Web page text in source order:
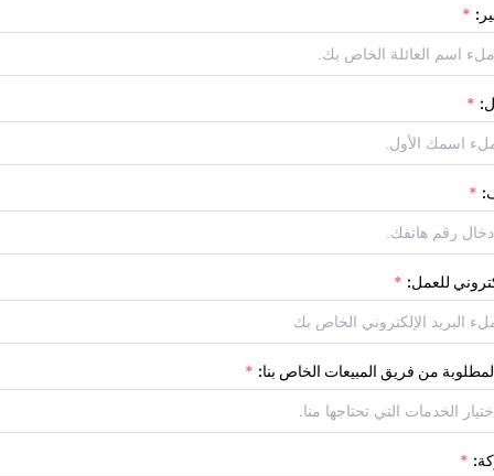
للعمل:
من فريق المبيعات الخاص بنا:
الخدمات التي تحتاجها منا.